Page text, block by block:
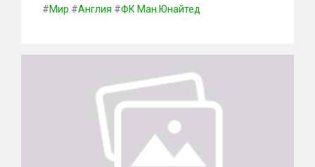
#Мир #Англия #ФК Ман.Юнайтед